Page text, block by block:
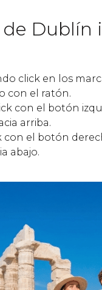
Dublín
click en los
con el ratón.
con el botón
arriba.
con el botón
abajo.